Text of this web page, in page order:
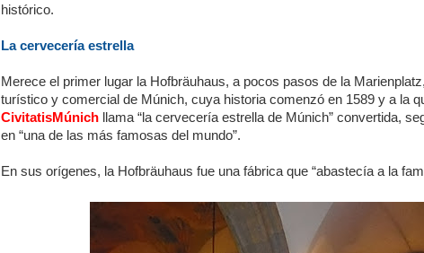
histórico.
La cervecería estrella
Merece el primer lugar la Hofbräuhaus, a pocos pasos de la
turístico y comercial de Múnich, cuya historia comenzó en 1589 y a la
CivitatisMúnich llama “la cervecería estrella de Múnich” convertida,
en “una de las más famosas del mundo”.
En sus orígenes, la Hofbräuhaus fue una fábrica que “abastecía a la